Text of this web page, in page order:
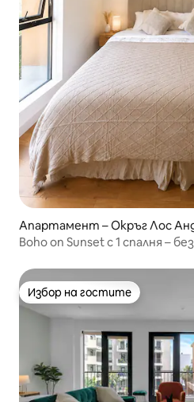
Апартамент – Окръг Лос
Boho on Sunset с 1 спалня –
Избор на гостите
Избор на гостите